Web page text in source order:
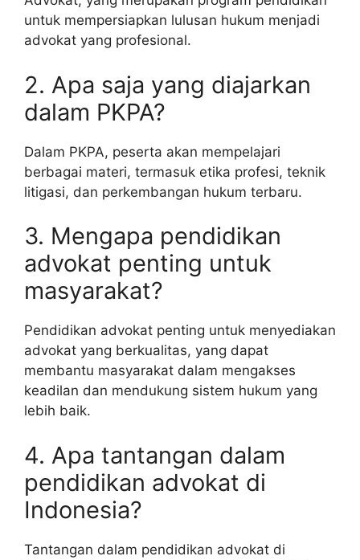
untuk mempersiapkan lulusan hukum menjadi
advokat yang profesional.
2. Apa saja yang diajarkan
dalam PKPA?
Dalam PKPA, peserta akan mempelajari
berbagai materi, termasuk etika profesi, teknik
litigasi, dan perkembangan hukum terbaru.
3. Mengapa pendidikan
advokat penting untuk
masyarakat?
Pendidikan advokat penting untuk menyediakan
advokat yang berkualitas, yang dapat
membantu masyarakat dalam mengakses
keadilan dan mendukung sistem hukum yang
lebih baik.
4. Apa tantangan dalam
pendidikan advokat di
Indonesia?
Tantangan dalam pendidikan advokat di